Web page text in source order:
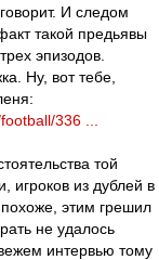
И следом
такой предьявы
эпизодов.
Ну, вот тебе,
336 ...
той
игроков из дублей в
этим грешил
не удалось
интервью тому